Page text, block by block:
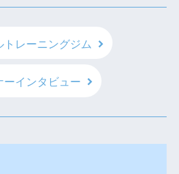
トレーニングジム
ーインタビュー